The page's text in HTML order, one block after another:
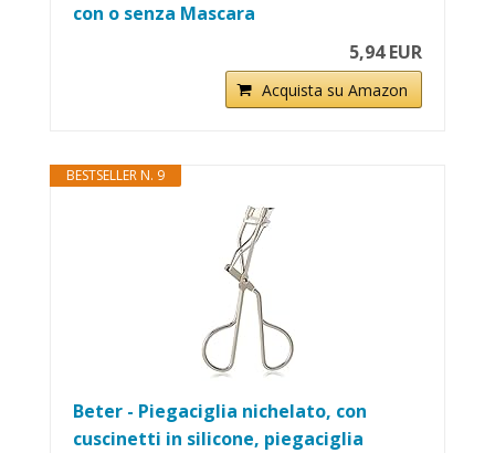
con o senza Mascara
5,94 EUR
Acquista su Amazon
BESTSELLER N. 9
Beter - Piegaciglia nichelato, con
cuscinetti in silicone, piegaciglia